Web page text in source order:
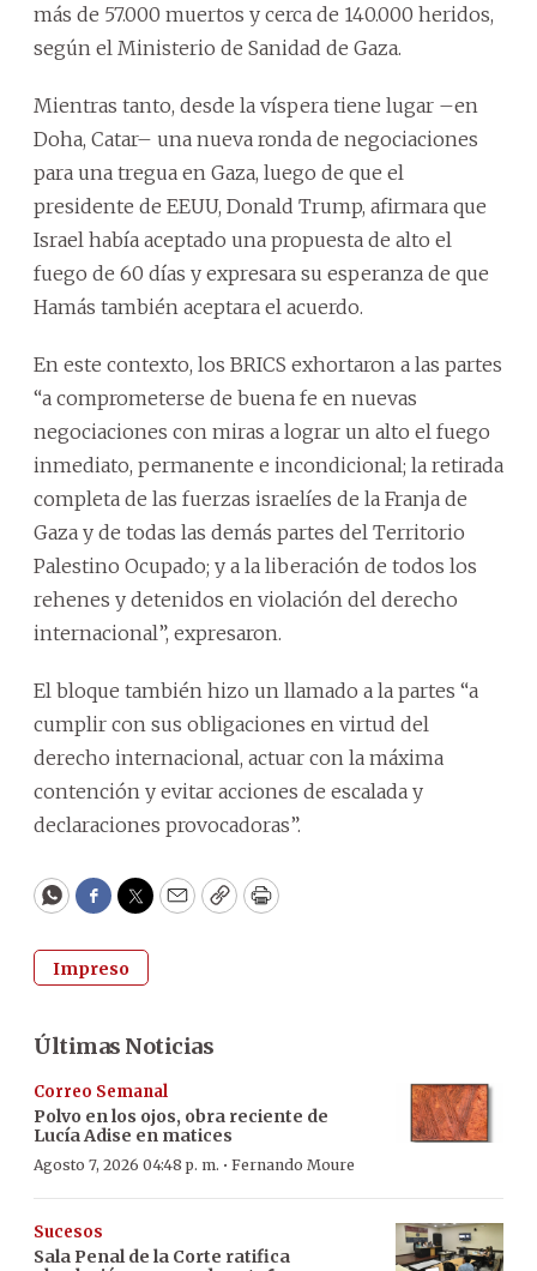
más de 57.000 muertos y cerca de 140.000 heridos,
según el Ministerio de Sanidad de Gaza.
Mientras tanto, desde la víspera tiene lugar –en
Doha, Catar– una nueva ronda de negociaciones
para una tregua en Gaza, luego de que el
presidente de EEUU, Donald Trump, afirmara que
Israel había aceptado una propuesta de alto el
fuego de 60 días y expresara su esperanza de que
Hamás también aceptara el acuerdo.
En este contexto, los BRICS exhortaron a las partes
“a comprometerse de buena fe en nuevas
negociaciones con miras a lograr un alto el fuego
inmediato, permanente e incondicional; la retirada
completa de las fuerzas israelíes de la Franja de
Gaza y de todas las demás partes del Territorio
Palestino Ocupado; y a la liberación de todos los
rehenes y detenidos en violación del derecho
internacional”, expresaron.
El bloque también hizo un llamado a la partes “a
cumplir con sus obligaciones en virtud del
derecho internacional, actuar con la máxima
contención y evitar acciones de escalada y
declaraciones provocadoras”.
WhatsApp
Facebook
Twitter
EmailCopyPrint
Impreso
Últimas Noticias
Correo Semanal
Polvo en los ojos, obra reciente de
Lucía Adise en matices
Agosto 7, 2026 04:48 p. m. · Fernando Moure
Sucesos
Sala Penal de la Corte ratifica